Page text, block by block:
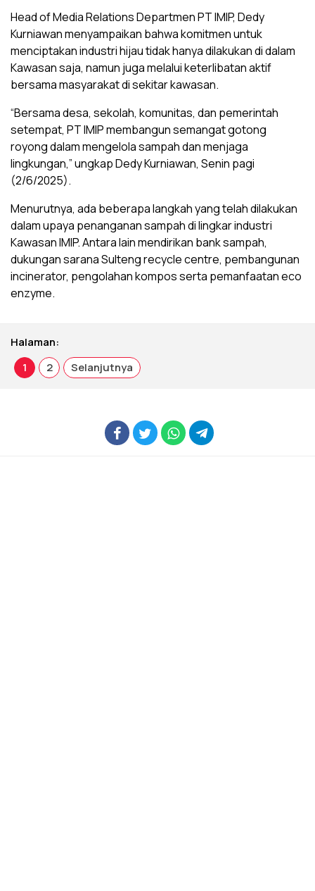
Head of Media Relations Departmen PT IMIP, Dedy
Kurniawan menyampaikan bahwa komitmen untuk
menciptakan industri hijau tidak hanya dilakukan di dalam
Kawasan saja, namun juga melalui keterlibatan aktif
bersama masyarakat di sekitar kawasan.
“Bersama desa, sekolah, komunitas, dan pemerintah
setempat, PT IMIP membangun semangat gotong
royong dalam mengelola sampah dan menjaga
lingkungan,” ungkap Dedy Kurniawan, Senin pagi
(2/6/2025).
Menurutnya, ada beberapa langkah yang telah dilakukan
dalam upaya penanganan sampah di lingkar industri
Kawasan IMIP. Antara lain mendirikan bank sampah,
dukungan sarana Sulteng recycle centre, pembangunan
incinerator, pengolahan kompos serta pemanfaatan eco
enzyme.
Halaman:
1
2 Selanjutnya